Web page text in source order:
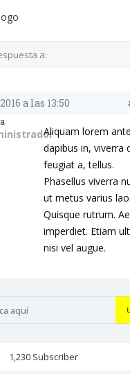
a:
a las 13:50
Aliquam lorem
dapibus in, viverra
feugiat a, tellus.
Phasellus viverra
ut metus varius
Quisque rutrum.
imperdiet. Etiam
nisi vel augue.
1,230 Subscriber